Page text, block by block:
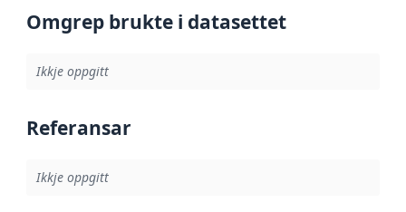
Omgrep brukte i datasettet
Ikkje oppgitt
Referansar
Ikkje oppgitt